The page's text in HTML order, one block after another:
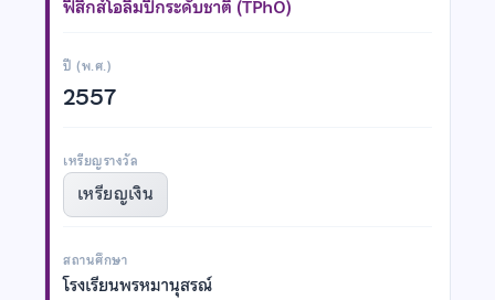
ฟิสิกส์โอลิมปิกระดับชาติ (TPhO)
ปี (พ.ศ.)
2557
เหรียญรางวัล
เหรียญเงิน
สถานศึกษา
โรงเรียนพรหมานุสรณ์